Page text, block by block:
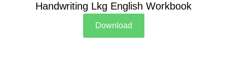
Handwriting Lkg English Workbook
Download